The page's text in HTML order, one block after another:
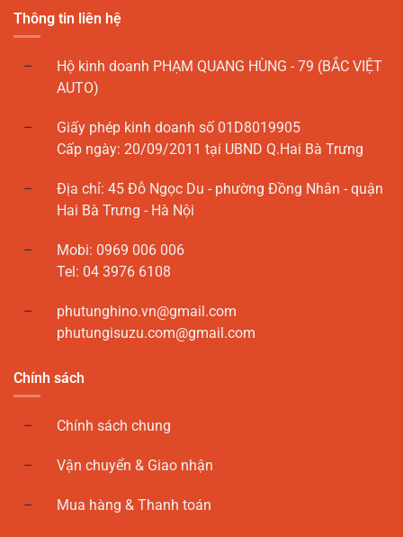
Thông tin liên hệ
Hộ kinh doanh PHẠM QUANG HÙNG - 79 (BẮC VIỆT
AUTO)
Giấy phép kinh doanh số 01D8019905
Cấp ngày: 20/09/2011 tại UBND Q.Hai Bà Trưng
Địa chỉ: 45 Đỗ Ngọc Du - phường Đồng Nhân - quận
Hai Bà Trưng - Hà Nội
Mobi: 0969 006 006
Tel: 04 3976 6108
phutunghino.vn@gmail.com
phutungisuzu.com@gmail.com
Chính sách
Chính sách chung
Vận chuyển & Giao nhận
Mua hàng & Thanh toán